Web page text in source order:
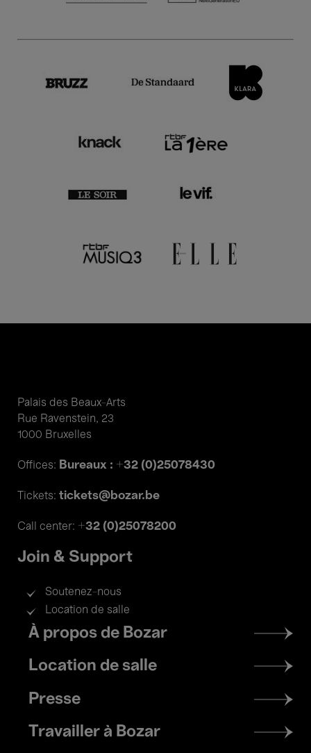
Palais des Beaux-Arts
Rue Ravenstein, 23
1000 Bruxelles
Offices: Bureaux : +32 (0)25078430
Tickets: tickets@bozar.be
Call center: +32 (0)25078200
Join & Support
Soutenez-nous
Location de salle
Footer
menu
À propos de Bozar
Location de salle
Presse
Travailler à Bozar